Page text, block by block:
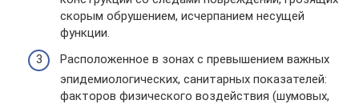
скорым обрушением, исчерпанием несущей
функции.
Расположенное в зонах с превышением важных
эпидемиологических, санитарных показателей:
факторов физического воздействия (шумовых,